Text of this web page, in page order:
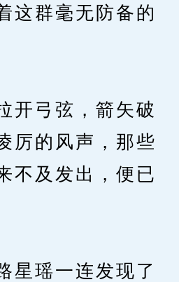
这群毫无防备的
弓弦，箭矢破
厉的风声，那些
不及发出，便已
瑶一连发现了